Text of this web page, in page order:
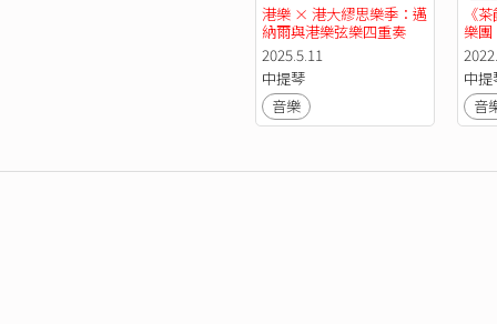
港樂 × 港大繆思樂季：邁
納爾與港樂弦樂四重奏
2025.5.11
中提琴
音樂
《
樂團
管弦
中提
音